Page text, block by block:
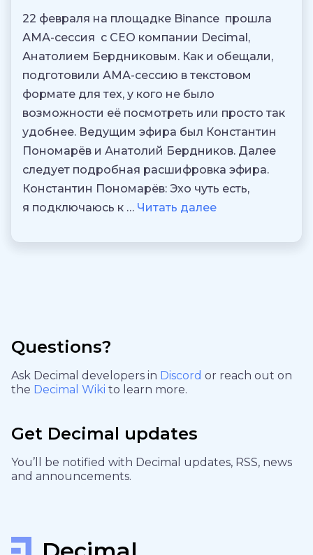
22 февраля на площадке Binance прошла
АМА-сессия с CEO компании Decimal,
Анатолием Бердниковым. Как и обещали,
подготовили АМА-сессию в текстовом
формате для тех, у кого не было
возможности её посмотреть или просто так
удобнее. Ведущим эфира был Константин
Пономарёв и Анатолий Бердников. Далее
следует подробная расшифровка эфира.
Константин Пономарёв: Эхо чуть есть,
я подключаюсь к … Читать далее
Questions?
Ask Decimal developers in Discord or reach out on
the Decimal Wiki to learn more.
Get Decimal updates
You’ll be notified with Decimal updates, RSS, news
and announcements.